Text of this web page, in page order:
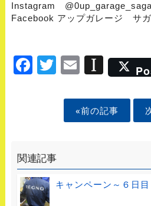
Instagram
Facebook アップガレージ サ
Facebook
Twitter
Email
«前の記事
関連記事
キャンペーン～６日目